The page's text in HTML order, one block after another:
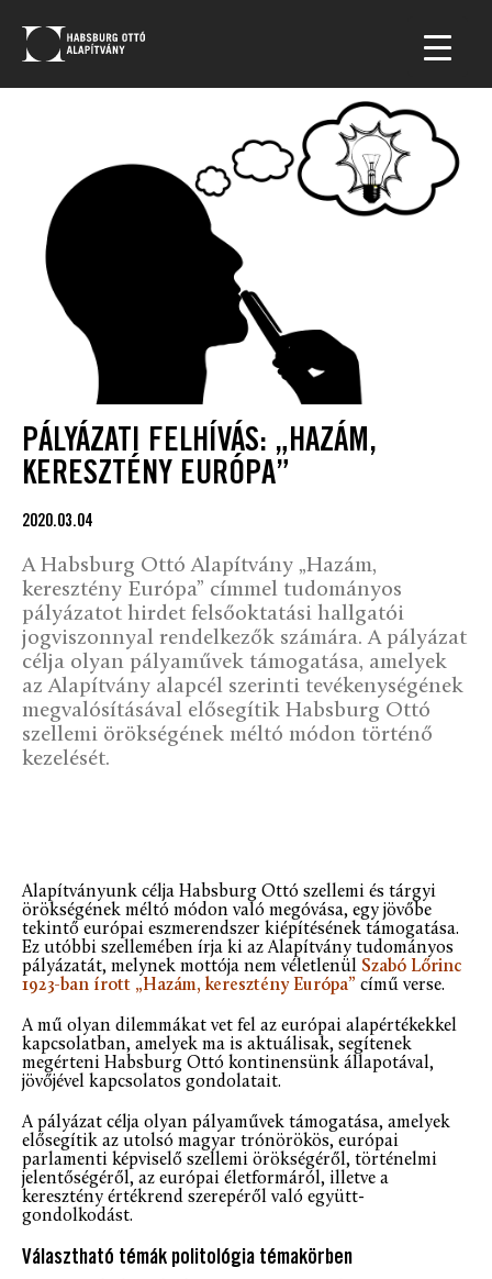
PÁLYÁZATI FELHÍVÁS: „HAZÁM,
KERESZTÉNY EURÓPA”
2020.03.04
A Habsburg Ottó Alapítvány „Hazám,
keresztény Európa” címmel tudományos
pályázatot hirdet felsőoktatási hallgatói
jogviszonnyal rendelkezők számára. A pályázat
célja olyan pályaművek támogatása, amelyek
az Alapítvány alapcél szerinti tevékenységének
megvalósításával elősegítik Habsburg Ottó
szellemi örökségének méltó módon történő
kezelését.
Alapítványunk célja Habsburg Ottó szellemi és tárgyi
örökségének méltó módon való megóvása, egy jövőbe
tekintő európai eszmerendszer kiépítésének támogatása.
Ez utóbbi szellemében írja ki az Alapítvány tudományos
pályázatát, melynek mottója nem véletlenül Szabó Lőrinc
1923-ban írott „Hazám, keresztény Európa” című verse.
A mű olyan dilemmákat vet fel az európai alapértékekkel
kapcsolatban, amelyek ma is aktuálisak, segítenek
megérteni Habsburg Ottó kontinensünk állapotával,
jövőjével kapcsolatos gondolatait.
A pályázat célja olyan pályaművek támogatása, amelyek
elősegítik az utolsó magyar trónörökös, európai
parlamenti képviselő szellemi örökségéről, történelmi
jelentőségéről, az európai életformáról, illetve a
keresztény értékrend szerepéről való együtt-
gondolkodást.
Választható témák politológia témakörben